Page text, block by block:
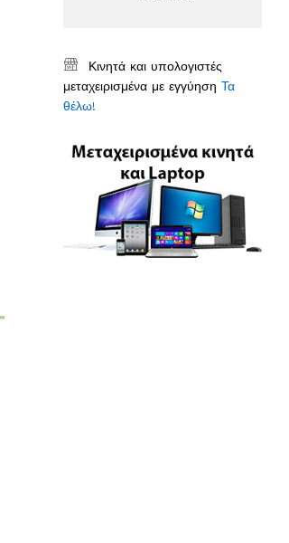
Κινητά και υπολογιστές
μεταχειρισμένα με εγγύησηΤα
θέλω!